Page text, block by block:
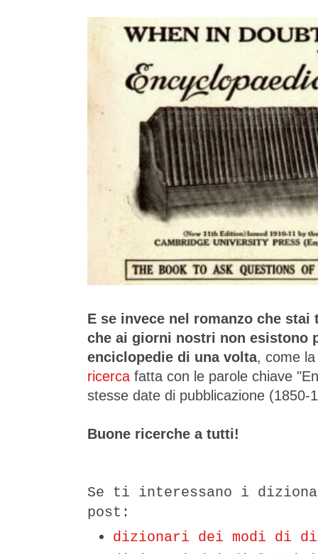
E se invece nel romanzo che
che ai giorni nostri non esistono
enciclopedie di una volta, come
ricerca fatta con le parole chiave
stesse date di pubblicazione (1850-
Buone ricerche a tutti!
Se ti interessano i
post:
dizionari dei modi di